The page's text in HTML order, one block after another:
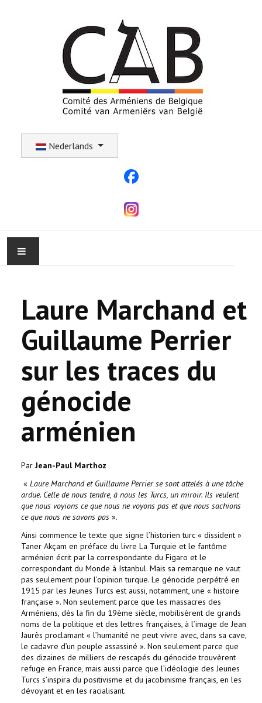
Nederlands
ACTUALITEIT
GEMEENSCHAP
EVENTS
🔔 VERKIEZINGEN 2026 🗳️
KERK
VERENIGINGEN
CONTACT
Laure Marchand et
Guillaume Perrier
sur les traces du
génocide
arménien
Par Jean-Paul Marthoz
« Laure Marchand et Guillaume Perrier se sont attelés à une tâche
ardue. Celle de nous tendre, à nous les Turcs, un miroir. Ils veulent
que nous voyions ce que nous ne voyons pas et que nous sachions
ce que nous ne savons pas ».
Ainsi commence le texte que signe l’historien turc « dissident »
Taner Akçam en préface du livre La Turquie et le fantôme
arménien écrit par la correspondante du Figaro et le
correspondant du Monde à Istanbul. Mais sa remarque ne vaut
pas seulement pour l’opinion turque. Le génocide perpétré en
1915 par les Jeunes Turcs est aussi, notamment, une « histoire
française ». Non seulement parce que les massacres des
Arméniens, dès la fin du 19ème siècle, mobilisèrent de grands
noms de la politique et des lettres françaises, à l’image de Jean
Jaurès proclamant « l’humanité ne peut vivre avec, dans sa cave,
le cadavre d’un peuple assassiné ». Non seulement parce que
des dizaines de milliers de rescapés du génocide trouvèrent
refuge en France, mais aussi parce que l’idéologie des Jeunes
Turcs s’inspira du positivisme et du jacobinisme français, en les
dévoyant et en les racialisant.